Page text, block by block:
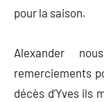
pour la saison.
Alexander
remerciements
décès d’Yves ils